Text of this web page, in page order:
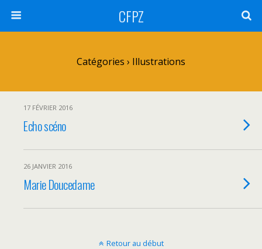
CFPZ
Catégories › Illustrations
17 FÉVRIER 2016
Echo scéno
26 JANVIER 2016
Marie Doucedame
Retour au début